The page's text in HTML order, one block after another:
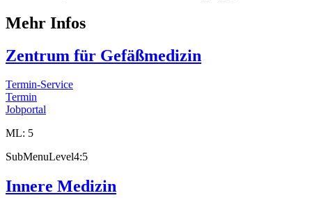
Mehr Infos
Zentrum für Gefäßmedizin
Termin-Service
Termin
Jobportal
ML: 5
SubMenuLevel4:5
Innere Medizin